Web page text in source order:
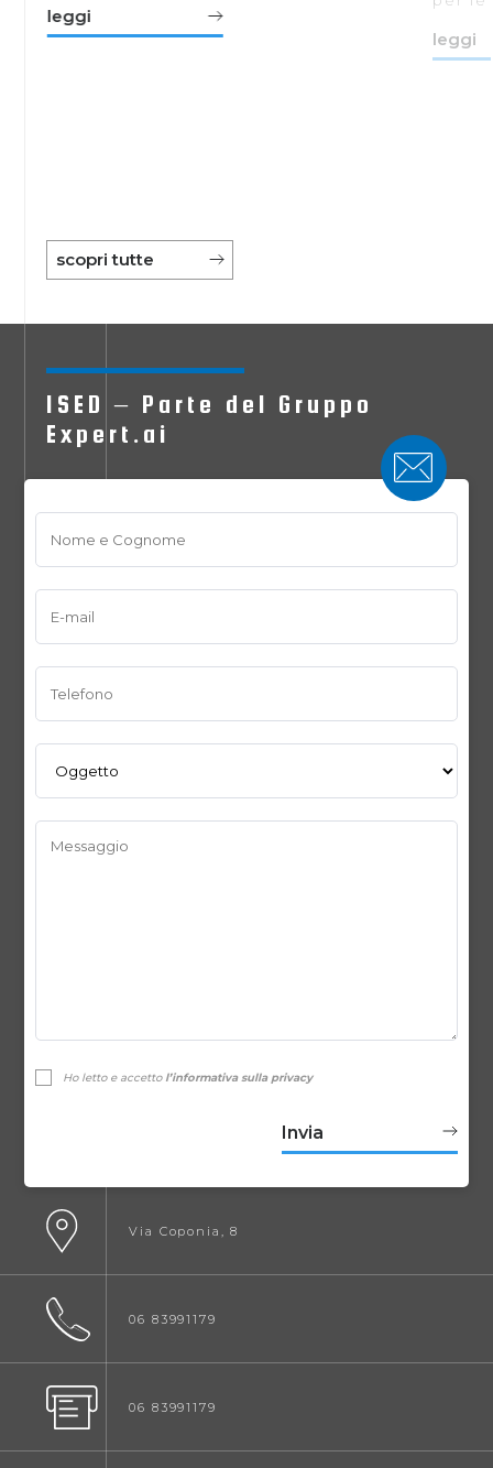
leggi
leggi
scopri tutte
ISED – Parte del Gruppo
Expert.ai
Via Coponia, 8
06 83991179
06 83991179
Ho letto e accetto l’informativa sulla privacy